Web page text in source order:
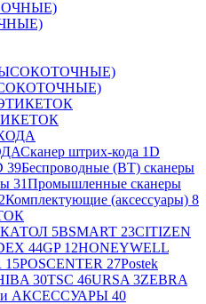
Сканер штрих-кода 1D
39Беспроводные (BT) сканеры
31Промышленные сканеры
2Комплектующие (аксессуары) 8
АТОЛ 5BSMART 23CITIZEN
44GP12HONEYWELL
15POSCENTER 27Postek
30TSC 46URSA 3ZEBRA
АКСЕССУАРЫ 40